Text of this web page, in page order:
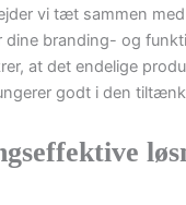
vi tæt sammen
dine branding- og
at det endelige
godt i den